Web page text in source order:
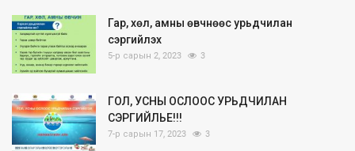
Гар, хөл, амны өвчнөөс урьдчилан
сэргийлэх
5-р сарын 2, 2023 3
ГОЛ, УСНЫ ОСЛООС УРЬДЧИЛАН
СЭРГИЙЛЬЕ!!!
7-р сарын 17, 2023 3